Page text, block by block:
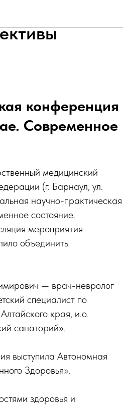
крае.
конференция
Современное
медицинский
(г. Барнаул, ул.
научно-практическая
состояние.
мероприятия
объединить
— врач-невролог
специалист по
края, и.о.
санаторий».
выступила Автономная
Здоровья».
здоровья и